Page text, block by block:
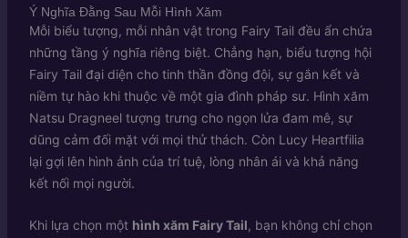
Ý Nghĩa Đằng Sau Mỗi Hình Xăm
Mỗi biểu tượng, mỗi nhân vật trong Fairy Tail đều ẩn chứa
những tầng ý nghĩa riêng biệt. Chẳng hạn, biểu tượng hội
Fairy Tail đại diện cho tinh thần đồng đội, sự gắn kết và
niềm tự hào khi thuộc về một gia đình pháp sư. Hình xăm
Natsu Dragneel tượng trưng cho ngọn lửa đam mê, sự
dũng cảm đối mặt với mọi thử thách. Còn Lucy Heartfilia
lại gợi lên hình ảnh của trí tuệ, lòng nhân ái và khả năng
kết nối mọi người.
Khi lựa chọn một hình xăm Fairy Tail, bạn không chỉ chọn